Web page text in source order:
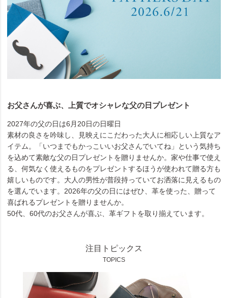
お父さんが喜ぶ、上質でオシャレな父の日プレゼント
2027年の父の日は6月20日の日曜日
素材の良さを吟味し、見映えにこだわった大人に相応しい上質なア
イテム。「いつまでもかっこいいお父さんでいてね」という気持ち
を込めて素敵な父の日プレゼントを贈りませんか。家や仕事で使え
る、何気なく使えるものをプレゼントするほうが使われて贈る方も
嬉しいものです。大人の男性が普段持っていてお洒落に見えるもの
を選んでいます。2026年の父の日にはぜひ、革を使った、贈って
喜ばれるプレゼントを贈りませんか。
50代、60代のお父さんが喜ぶ、革ギフトを取り揃えています。
注目トピックス
TOPICS